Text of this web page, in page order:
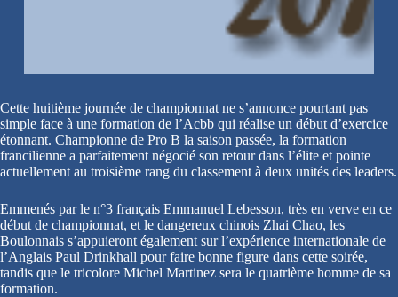
Cette huitième journée de championnat ne s’annonce pourtant pas
simple face à une formation de l’Acbb qui réalise un début d’exercice
étonnant. Championne de Pro B la saison passée, la formation
francilienne a parfaitement négocié son retour dans l’élite et pointe
actuellement au troisième rang du classement à deux unités des leaders.
Emmenés par le n°3 français Emmanuel Lebesson, très en verve en ce
début de championnat, et le dangereux chinois Zhai Chao, les
Boulonnais s’appuieront également sur l’expérience internationale de
l’Anglais Paul Drinkhall pour faire bonne figure dans cette soirée,
tandis que le tricolore Michel Martinez sera le quatrième homme de sa
formation.